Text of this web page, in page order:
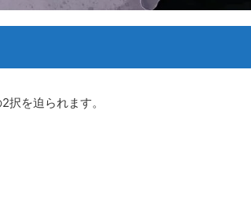
を迫られます。